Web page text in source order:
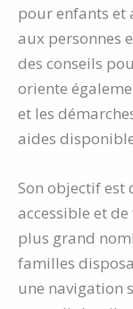
pour enfants et
aux personnes
des conseils
oriente
et les
aides
Son objectif est
accessible et
plus grand
familles
une navigation